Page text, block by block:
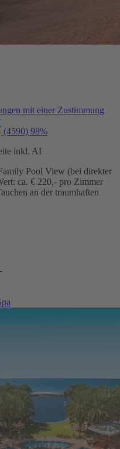
mit einer Zustimmung
(4590) 98%
inkl. AI
Pool View (bei direkter
ca. € 220,- pro Zimmer
an der traumhaften